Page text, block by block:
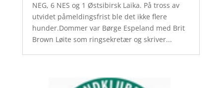
NEG, 6 NES og 1 Østsibirsk Laika. På tross av
utvidet påmeldingsfrist ble det ikke flere
hunder.Dommer var Børge Espeland med Brit
Brown Løite som ringsekretær og skriver...